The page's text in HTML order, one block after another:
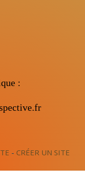
:
CRÉER UN SITE